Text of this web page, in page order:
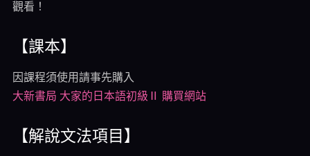
觀看！
【課本】
因課程須使用請事先購入
大新書局 大家的日本語初級Ⅱ 購買網站
【解說文法項目】